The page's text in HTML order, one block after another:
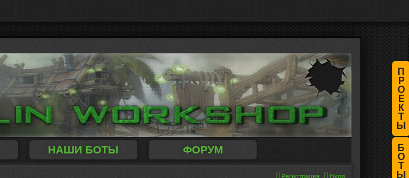
П
Р
О
Е
К
Т
Ы
Б
О
Т
Ы
НАШИ БОТЫ ФОРУМ
Вход
Регистрация